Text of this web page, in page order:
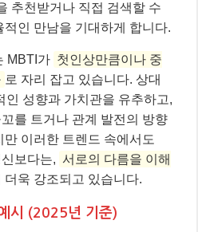
추천받거나 직접 검색할 수
인 만남을 기대하게 합니다.
MBTI가 첫인상만큼이나 중
로 자리 잡고 있습니다. 상대
인 성향과 가치관을 유추하고,
를 트거나 관계 발전의 방향
이러한 트렌드 속에서도
보다는, 서로의 다름을 이해
더욱 강조되고 있습니다.
시 (2025년 기준)